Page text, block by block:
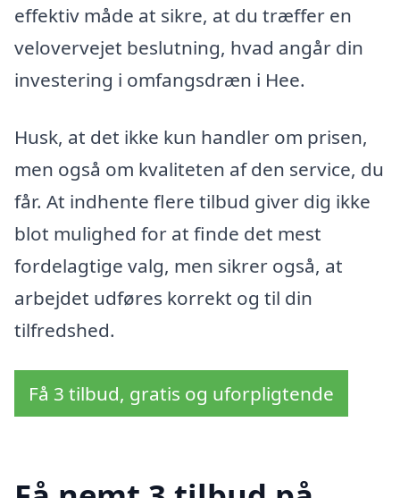
effektiv måde at sikre, at du træffer en
velovervejet beslutning, hvad angår din
investering i omfangsdræn i Hee.
Husk, at det ikke kun handler om prisen,
men også om kvaliteten af den service, du
får. At indhente flere tilbud giver dig ikke
blot mulighed for at finde det mest
fordelagtige valg, men sikrer også, at
arbejdet udføres korrekt og til din
tilfredshed.
Få 3 tilbud, gratis og uforpligtende